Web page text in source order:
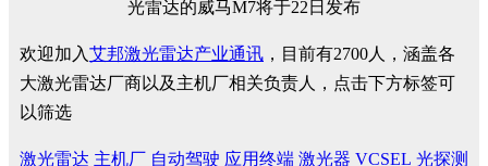
欢迎加入艾邦激光雷达产业通讯 ，目前有2700人，涵盖各
大激光雷达厂商以及主机厂相关负责人，点击下方标签可
以筛选
激光雷达 主机厂 自动驾驶 应用终端 激光器 VCSEL 光探测